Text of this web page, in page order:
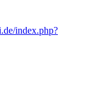
index.php?